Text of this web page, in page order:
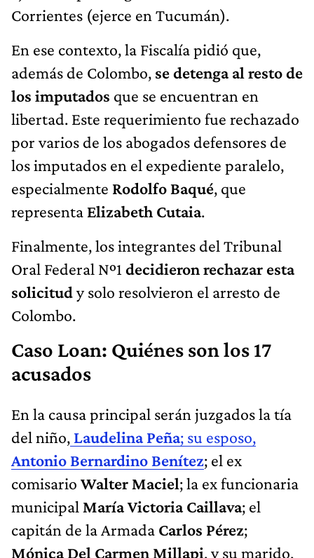
Corrientes (ejerce en Tucumán).
En ese contexto, la Fiscalía pidió que,
además de Colombo, se detenga al resto de
los imputados que se encuentran en
libertad. Este requerimiento fue rechazado
por varios de los abogados defensores de
los imputados en el expediente paralelo,
especialmente Rodolfo Baqué, que
representa Elizabeth Cutaia.
Finalmente, los integrantes del Tribunal
Oral Federal Nº1 decidieron rechazar esta
solicitudy solo resolvieron el arresto de
Colombo.
Caso Loan: Quiénes son los 17
acusados
En la causa principal serán juzgados la tía
del niño, Laudelina Peña; su esposo,
Antonio Bernardino Benítez; el ex
comisario Walter Maciel; la ex funcionaria
municipal María Victoria Caillava; el
capitán de la Armada Carlos Pérez;
Mónica Del Carmen Millapi, y su marido,